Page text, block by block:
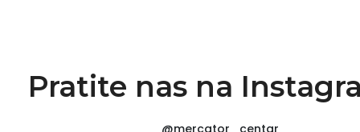
Pratite nas na
@mercator_centar